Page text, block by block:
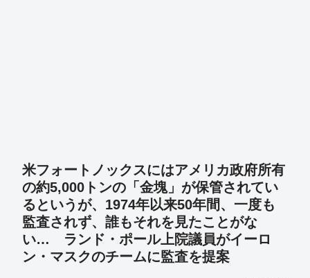
米フォートノックスにはアメリカ政府所有
の約5,000トンの「金塊」が保管されてい
るというが、1974年以来50年間、一度も
監査されず、誰もそれを見たことがな
い… ランド・ポール上院議員がイーロ
ン・マスクのチームに監査を提案